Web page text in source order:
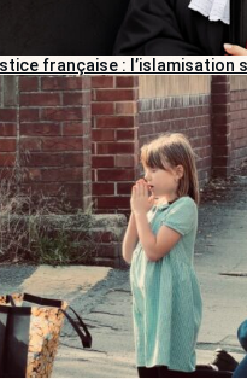
française : l’islamisation